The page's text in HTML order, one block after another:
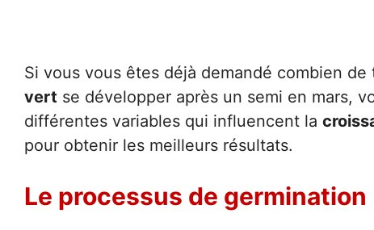
Si vous vous êtes déjà demandé combien
vert se développer après un semi en mars,
différentes variables qui influencent la
pour obtenir les meilleurs résultats.
Le processus de germination